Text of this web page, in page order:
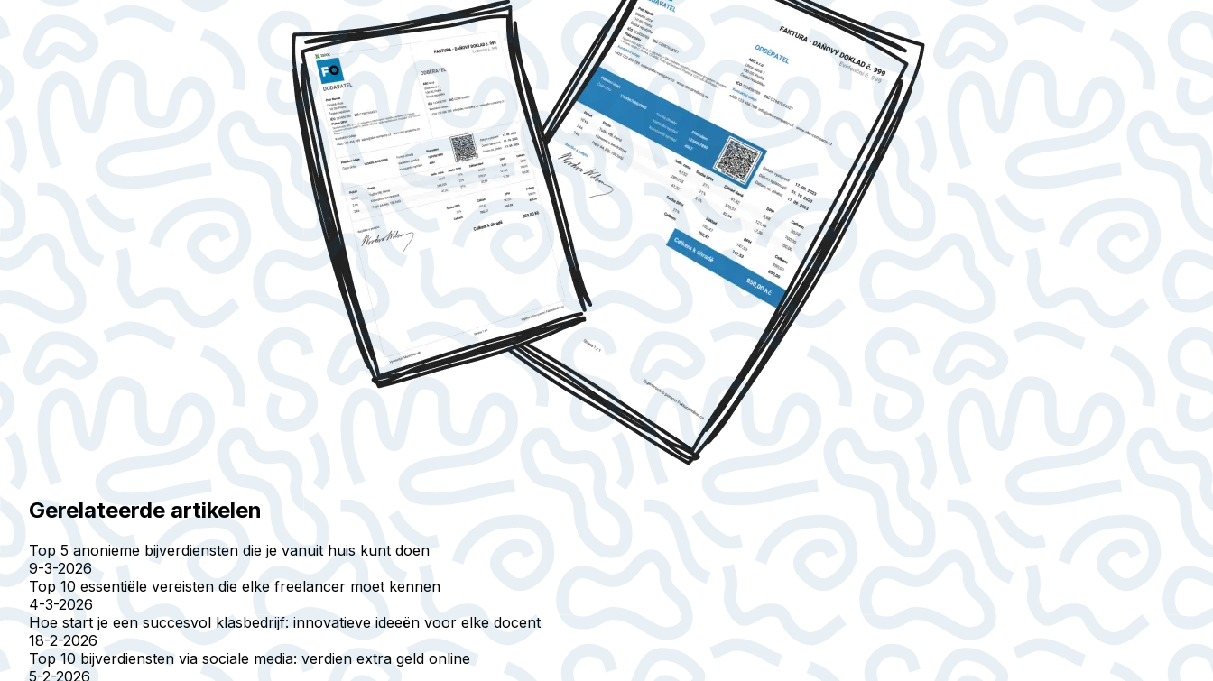
Gerelateerde artikelen
Top 5 anonieme bijverdiensten die je vanuit huis kunt doen
9-3-2026
Top 10 essentiële vereisten die elke freelancer moet kennen
4-3-2026
Hoe start je een succesvol klasbedrijf: innovatieve ideeën voor elke docent
18-2-2026
Top 10 bijverdiensten via sociale media: verdien extra geld online
5-2-2026